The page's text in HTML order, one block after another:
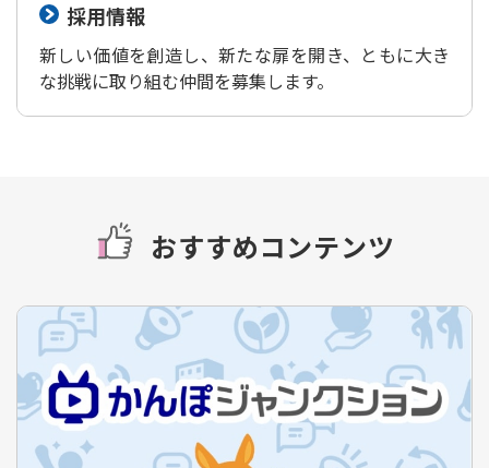
採用情報
新しい価値を創造し、新たな扉を開き、ともに大き
な挑戦に取り組む仲間を募集します。
おすすめコンテンツ